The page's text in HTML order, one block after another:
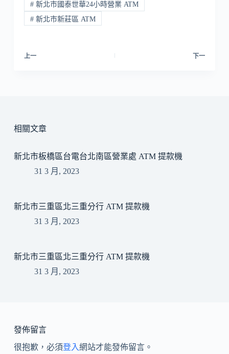
#新北市國泰世華24小時營業 ATM
#新北市新莊區 ATM
上一 下一
相關文章
新北市板橋區台電台北南區營業處 ATM 提款機
31 3 月, 2023
新北市三重區北三重分行 ATM 提款機
31 3 月, 2023
新北市三重區北三重分行 ATM 提款機
31 3 月, 2023
發佈留言
很抱歉，必須登入網站才能發佈留言。